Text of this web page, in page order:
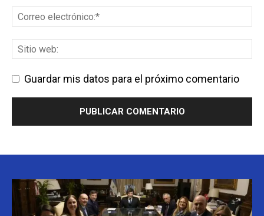
Guardar mis datos para el próximo comentario